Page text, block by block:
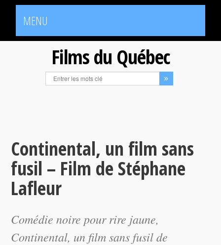
MENU
Films du Québec
Continental, un film sans
fusil – Film de Stéphane
Lafleur
Comédie noire pour rire jaune,
Continental, un film sans fusilde